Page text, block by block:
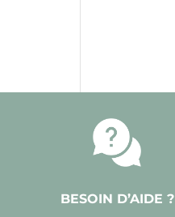
BESOIN D’AIDE ?